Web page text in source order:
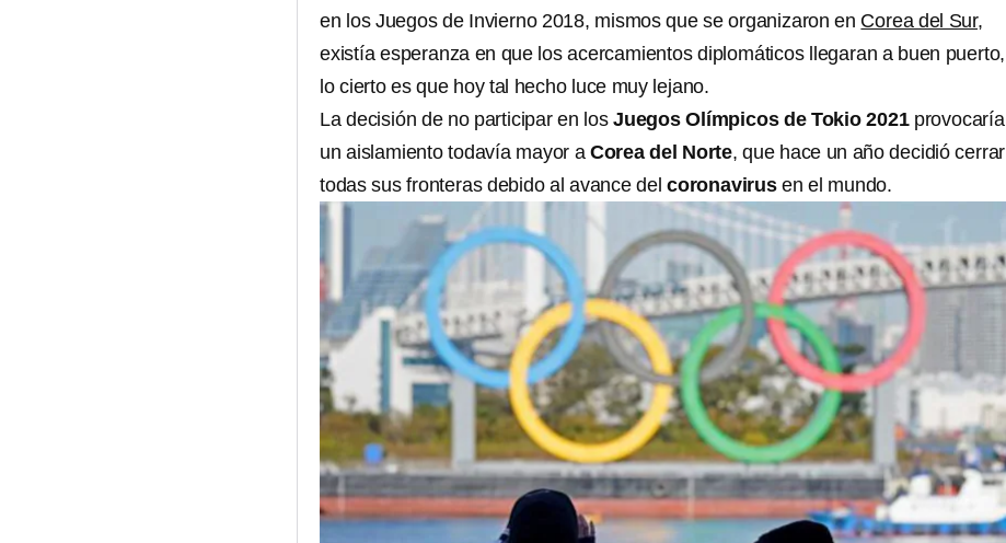
en los Juegos de Invierno 2018, mismos que se organizaron en Corea del Sur,
existía esperanza en que los acercamientos diplomáticos llegaran a buen puerto,
lo cierto es que hoy tal hecho luce muy lejano.
La decisión de no participar en los Juegos Olímpicos de Tokio 2021provocaría
un aislamiento todavía mayor aCorea del Norte, que hace un año decidió cerrar
todas sus fronteras debido al avance del coronavirusen el mundo.